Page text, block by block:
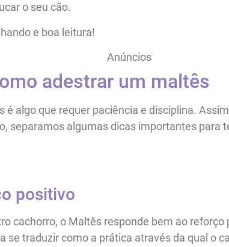
o seu cão.
e boa leitura!
Anúncios
adestrar um maltês
é algo que requer paciência e disciplina.
separamos algumas dicas importantes para
positivo
cachorro, o Maltês responde bem ao reforço
se traduzir como a prática através da qual o